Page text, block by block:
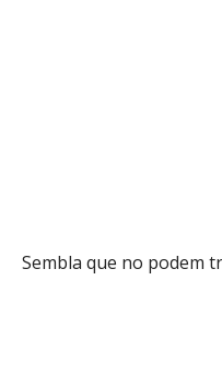
Sembla que no podem